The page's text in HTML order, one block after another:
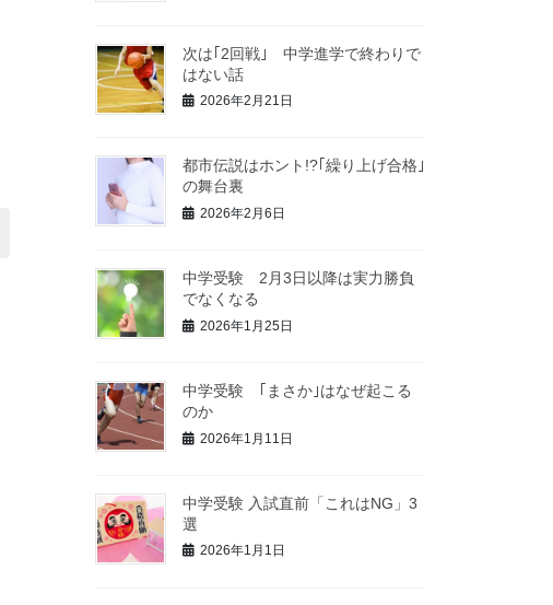
次は｢2回戦｣ 中学進学で終わりで
はない話
2026年2月21日
都市伝説はホント!?｢繰り上げ合格｣
の舞台裏
2026年2月6日
中学受験 2月3日以降は実力勝負
でなくなる
2026年1月25日
中学受験 ｢まさか｣はなぜ起こる
のか
2026年1月11日
中学受験 入試直前「これはNG」3
選
2026年1月1日